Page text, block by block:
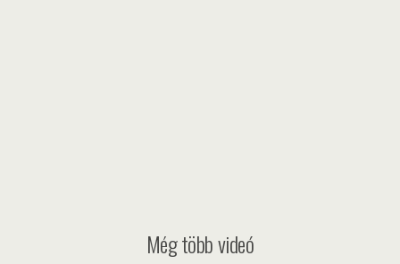
Még több videó